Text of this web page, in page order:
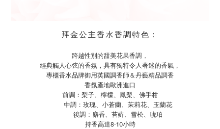
拜金公主香水香調特色：
跨越性別的甜美花果香調，
經典觸人心弦的香氛，具有獨特令人著迷的香氣，
專櫃香水品牌御用英國調香師＆丹藝精品調香
香氛產地歐洲進口
前調：梨子、檸檬、鳳梨、佛手柑
中調：玫瑰、小蒼蘭、茉莉花、玉蘭花
後調：麝香、苔蘚、雪松、琥珀
持香高達8-10小時